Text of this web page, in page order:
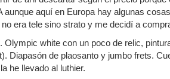
aunque aquí en Europa hay algunas
era tele sino strato y me decidí a
Olympic white con un poco de relic,
Diapasón de plaosanto y jumbo frets.
he llevado al luthier.